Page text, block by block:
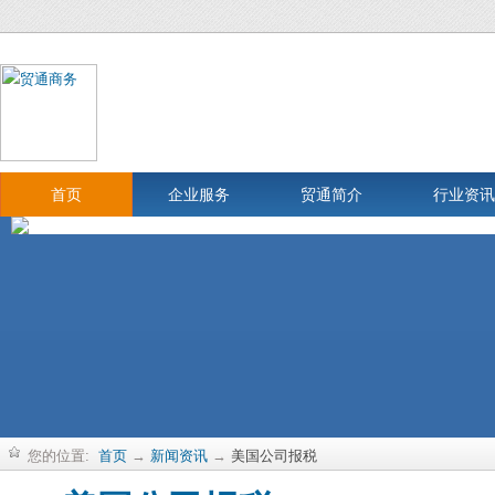
首页 企业服务 贸通简介 行业资讯
您的位置: 首页 → 新闻资讯 → 美国公司报税